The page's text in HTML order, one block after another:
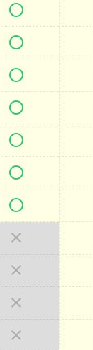










